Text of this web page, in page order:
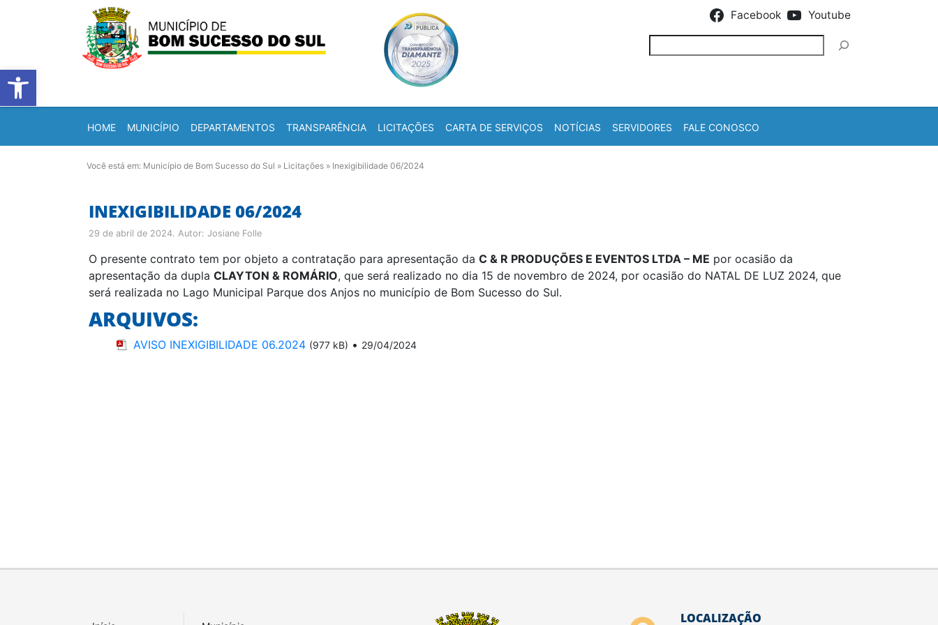
Barra de Ferramentas Aberta
Facebook Youtube
HOME MUNICÍPIO DEPARTAMENTOS TRANSPARÊNCIA LICITAÇÕES CARTA DE SERVIÇOS NOTÍCIAS SERVIDORES FALE CONOSCO
Você está em: Município de Bom Sucesso do Sul » Licitações » Inexigibilidade 06/2024
INEXIGIBILIDADE 06/2024
29 de abril de 2024. Autor: Josiane Folle
O presente contrato tem por objeto a contratação para apresentação da C & R PRODUÇÕES E EVENTOS LTDA – ME por ocasião da
apresentação da dupla CLAYTON & ROMÁRIO, que será realizado no dia 15 de novembro de 2024, por ocasião do NATAL DE LUZ 2024, que
será realizada no Lago Municipal Parque dos Anjos no município de Bom Sucesso do Sul.
ARQUIVOS:
AVISO INEXIGIBILIDADE 06.2024 (977 kB) • 29/04/2024
LOCALIZAÇÃO